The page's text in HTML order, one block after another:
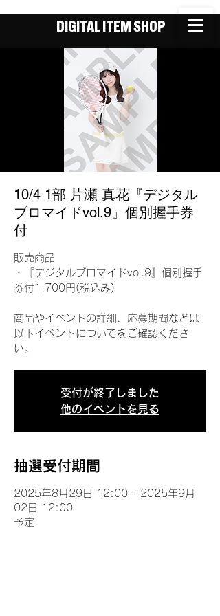
DIGITAL ITEM SHOP
10/4 1部 片瀬 真花『デジタル
ブロマイドvol.9』個別握手券
付
販売商品
・『デジタルブロマイドvol.9』個別握手
券付1,700円(税込み)
商品やイベントの詳細、応募期間などは
以下イベントについてをご確認くださ
い。
受付が終了しました
他のイベントを見る
抽選受付期間
2025年8月29日 12:00 – 2025年9月
02日 12:00
予定